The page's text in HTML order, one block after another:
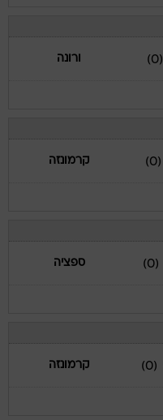
(0) ורונה
(0) קרמונזה
(0) ספציה
(0) קרמונזה